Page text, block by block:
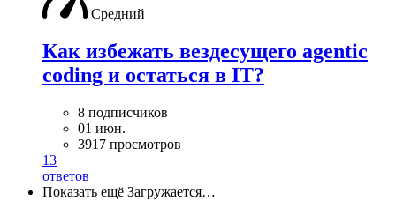
Средний
Как избежать вездесущего agentic
coding и остаться в IT?
8 подписчиков
01 июн.
3917 просмотров
13
ответов
Показать ещё Загружается…